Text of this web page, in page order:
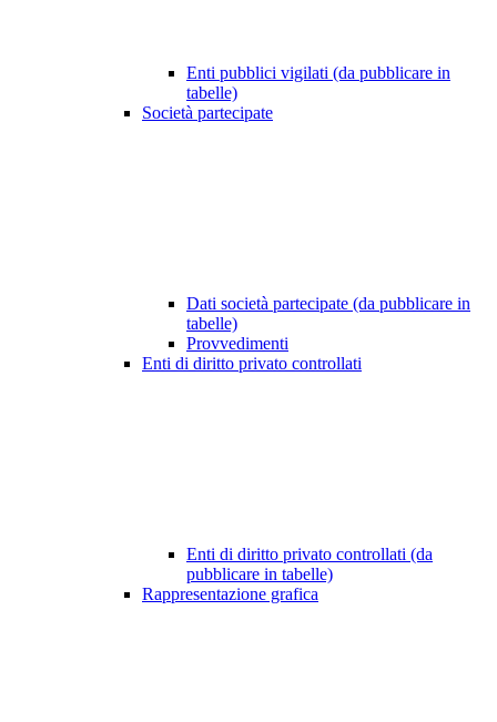
Enti pubblici vigilati (da pubblicare in
tabelle)
Società partecipate
Dati società partecipate (da pubblicare in
tabelle)
Provvedimenti
Enti di diritto privato controllati
Enti di diritto privato controllati (da
pubblicare in tabelle)
Rappresentazione grafica